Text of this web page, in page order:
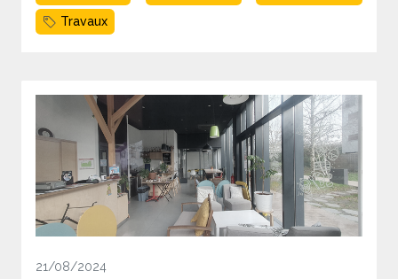
Travaux
21/08/2024